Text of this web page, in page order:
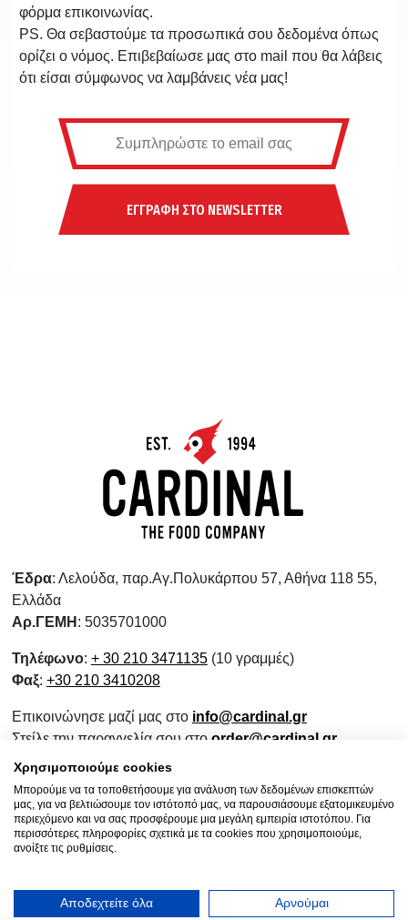
φόρμα επικοινωνίας.
PS. Θα σεβαστούμε τα προσωπικά σου δεδομένα όπως
ορίζει ο νόμος. Επιβεβαίωσε μας στο mail που θα λάβεις
ότι είσαι σύμφωνος να λαμβάνεις νέα μας!
ΕΓΓΡΑΦΗ ΣΤΟ NEWSLETTER
Έδρα: Λελούδα, παρ.Αγ.Πολυκάρπου 57, Αθήνα 118 55,
Ελλάδα
Αρ.ΓΕΜΗ : 5035701000
Τηλέφωνο: + 30 210 3471135(10 γραμμές)
Φαξ: +30 210 3410208
Επικοινώνησε μαζί μας στο info@cardinal.gr
Στείλε την παραγγελία σου στο order@cardinal.gr
Για αγορές λιανικής
www.wokshop.gr
Όροι Χρήσης
Πολιτική Προστασίας Προσωπικών Δεδομένων
Πολιτική Επιστροφών
Χρησιμοποιούμε cookies
Μπορούμε να τα τοποθετήσουμε για ανάλυση των δεδομένων επισκεπτών
μας, για να βελτιώσουμε τον ιστότοπό μας, να παρουσιάσουμε εξατομικευμένο
περιεχόμενο και να σας προσφέρουμε μια μεγάλη εμπειρία ιστοτόπου. Για
περισσότερες πληροφορίες σχετικά με τα cookies που χρησιμοποιούμε,
ανοίξτε τις ρυθμίσεις.
Αποδεχτείτε όλα Αρνούμαι